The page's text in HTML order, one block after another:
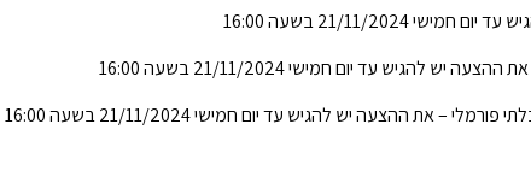
21/11/2024 בשעה 16:00
ההצעה יש להגיש עד יום חמישי 21/11/2024 בשעה 16:00
פורמלי– את ההצעה יש להגיש עד יום חמישי 21/11/2024 בשעה 16:00